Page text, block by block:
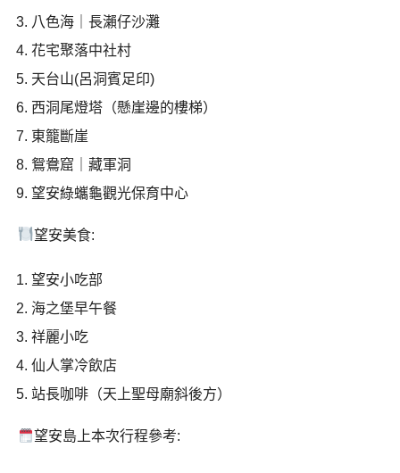
八色海｜長瀨仔沙灘
花宅聚落中社村
天台山(呂洞賓足印)
西洞尾燈塔（懸崖邊的樓梯）
東籠斷崖
鴛鴦窟｜藏軍洞
望安綠蠵龜觀光保育中心
望安美食:
望安小吃部
海之堡早午餐
祥麗小吃
仙人掌冷飲店
站長咖啡（天上聖母廟斜後方）
望安島上本次行程參考: